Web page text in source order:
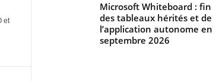
et
Microsoft Whiteboard : fin
des tableaux hérités et de
l’application autonome en
septembre 2026